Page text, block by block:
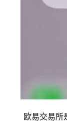
欧易交易所